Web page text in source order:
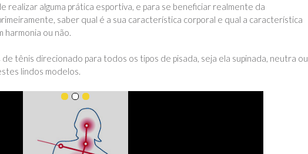
realizar alguma prática esportiva, e para se beneficiar realmente da
saber qual é a sua característica corporal e qual a característica
harmonia ou não.
tênis direcionado para todos os tipos de pisada, seja ela supinada, neutra ou
lindos modelos.